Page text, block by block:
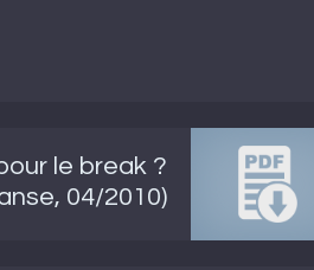
le break ?
04/2010)